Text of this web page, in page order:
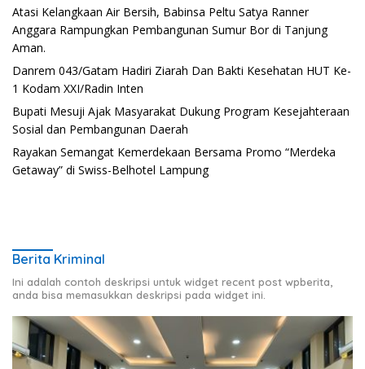
Atasi Kelangkaan Air Bersih, Babinsa Peltu Satya Ranner
Anggara Rampungkan Pembangunan Sumur Bor di Tanjung
Aman.
Danrem 043/Gatam Hadiri Ziarah Dan Bakti Kesehatan HUT Ke-
1 Kodam XXI/Radin Inten
Bupati Mesuji Ajak Masyarakat Dukung Program Kesejahteraan
Sosial dan Pembangunan Daerah
Rayakan Semangat Kemerdekaan Bersama Promo “Merdeka
Getaway” di Swiss-Belhotel Lampung
Berita Kriminal
Ini adalah contoh deskripsi untuk widget recent post wpberita,
anda bisa memasukkan deskripsi pada widget ini.